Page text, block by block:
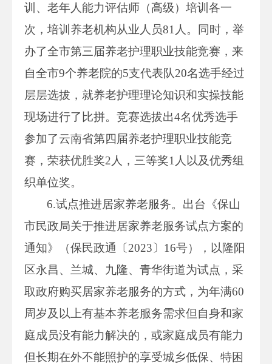
训、老年人能力评估师（高级）培训各一
次，培训养老机构从业人员81人。同时，举
办了全市第三届养老护理职业技能竞赛，来
自全市9个养老院的5支代表队20名选手经过
层层选拔，就养老护理理论知识和实操技能
现场进行了比拼。竞赛选拔出4名优秀选手
参加了云南省第四届养老护理职业技能竞
赛，荣获优胜奖2人，三等奖1人以及优秀组
织单位奖。
6.试点推进居家养老服务。出台《保山
市民政局关于推进居家养老服务试点方案的
通知》（保民政通〔2023〕16号），以隆阳
区永昌、兰城、九隆、青华街道为试点，采
取政府购买居家养老服务的方式，为年满60
周岁及以上有基本养老服务需求但自身和家
庭成员没有能力解决的，或家庭成员有能力
但长期在外不能照护的享受城乡低保、特困